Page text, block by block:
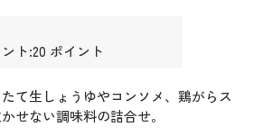
ト:20 ポイント
て生しょうゆやコンソメ、鶏がらス
せない調味料の詰合せ。